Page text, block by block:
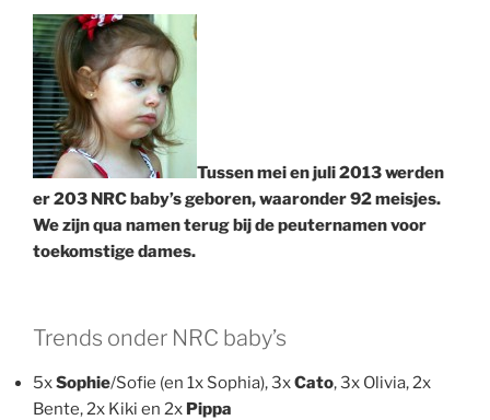
Tussen mei en juli 2013 werden
er 203 NRC baby’s geboren, waaronder 92 meisjes.
We zijn qua namen terug bij de peuternamen voor
toekomstige dames.
Trends onder NRC baby’s
5xSophie/Sofie (en 1x Sophia), 3xCato, 3x Olivia, 2x
Bente, 2x Kiki en 2x Pippa